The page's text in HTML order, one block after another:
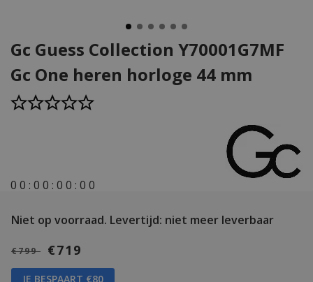
Gc Guess Collection Y70001G7MF
Gc One heren horloge 44 mm
0 0 : 0 0 : 0 0 : 0 0
Niet op voorraad. Levertijd: niet meer leverbaar
€799 €719
JE BESPAART €80